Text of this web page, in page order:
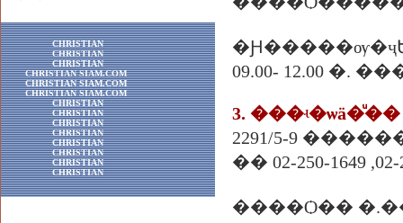
CHRISTIAN
CHRISTIAN
CHRISTIAN
CHRISTIAN SIAM.COM
CHRISTIAN SIAM.COM
CHRISTIAN SIAM.COM
CHRISTIAN
CHRISTIAN
CHRISTIAN
CHRISTIAN
CHRISTIAN
CHRISTIAN
CHRISTIAN
CHRISTIAN
09.00- 12.00 �.
3.
2291/5-9
�� 02-250-1649 ,02-
����Ѻ��